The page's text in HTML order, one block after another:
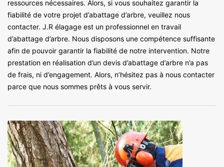
ressources nécessaires. Alors, si vous souhaitez garantir la
fiabilité de votre projet d’abattage d’arbre, veuillez nous
contacter. J.R élagage est un professionnel en travail
d’abattage d’arbre. Nous disposons une compétence suffisante
afin de pouvoir garantir la fiabilité de notre intervention. Notre
prestation en réalisation d’un devis d’abattage d’arbre n’a pas
de frais, ni d’engagement. Alors, n’hésitez pas à nous contacter
parce que nous sommes prêts à vous servir.